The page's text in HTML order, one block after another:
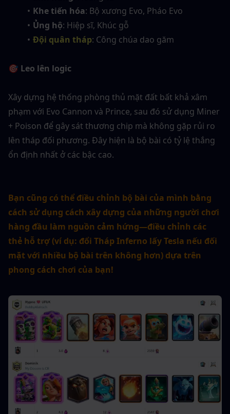
Khe tiến hóa: Bộ xương Evo, Pháo Evo
Ủng hộ: Hiệp sĩ, Khúc gỗ
Đội quân tháp: Công chúa dao găm
🎯 Leo lên logic
Xây dựng hệ thống phòng thủ mặt đất bất khả xâm
phạm với Evo Cannon và Prince, sau đó sử dụng Miner
+ Poison để gây sát thương chip mà không gặp rủi ro
lên tháp đối phương. Đây hiện là bộ bài có tỷ lệ thắng
ổn định nhất ở các bậc cao.
Bạn cũng có thể điều chỉnh bộ bài của mình bằng
cách sử dụng cách xây dựng của những người chơi
hàng đầu làm nguồn cảm hứng—điều chỉnh các
thẻ hỗ trợ (ví dụ: đổi Tháp Inferno lấy Tesla nếu đối
mặt với nhiều bộ bài trên không hơn) dựa trên
phong cách chơi của bạn!